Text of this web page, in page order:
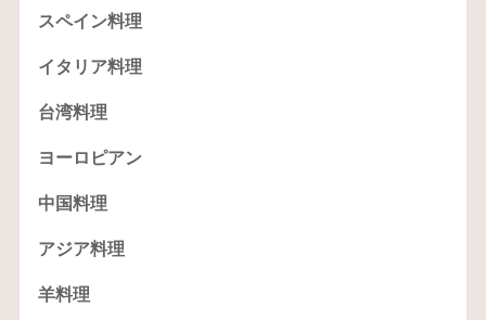
スペイン料理
イタリア料理
台湾料理
ヨーロピアン
中国料理
アジア料理
羊料理